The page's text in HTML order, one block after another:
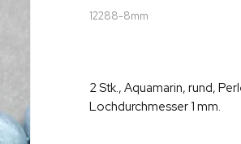
12288-8mm
2 Stk., Aquamarin, rund,
Lochdurchmesser 1 mm.